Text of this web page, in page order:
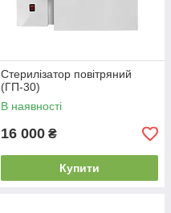
Стерилізатор повітряний
(ГП-30)
В наявності
16 000 ₴
Купити